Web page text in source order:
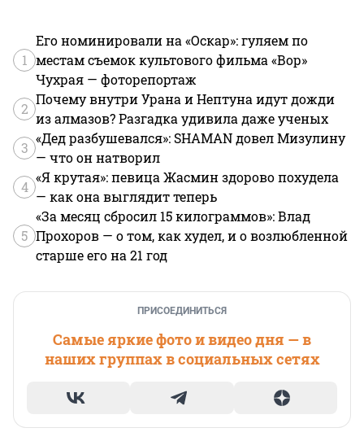
1
Его номинировали на «Оскар»: гуляем по
местам съемок культового фильма «Вор»
Чухрая — фоторепортаж
2
Почему внутри Урана и Нептуна идут дожди
из алмазов? Разгадка удивила даже ученых
3
«Дед разбушевался»: SHAMAN довел Мизулину
— что он натворил
4
«Я крутая»: певица Жасмин здорово похудела
— как она выглядит теперь
5
«За месяц сбросил 15 килограммов»: Влад
Прохоров — о том, как худел, и о возлюбленной
старше его на 21 год
ПРИСОЕДИНИТЬСЯ
Самые яркие фото и видео дня — в
наших группах в социальных сетях